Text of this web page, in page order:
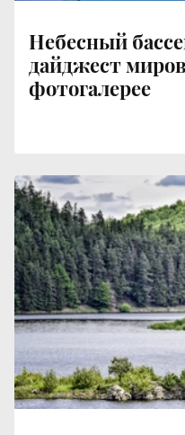
Небесный
дайджест
фотогалерее